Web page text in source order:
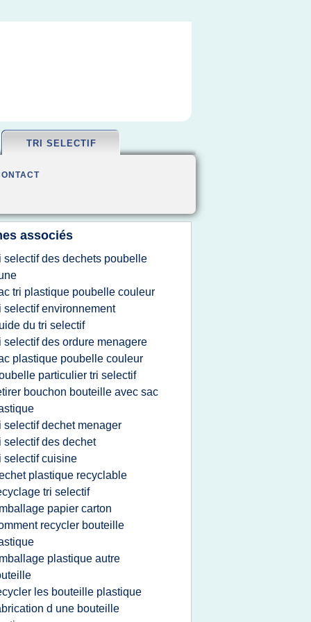
TRI SELECTIF
associés
selectif des dechets poubelle
tri plastique poubelle couleur
selectif environnement
du tri selectif
selectif des ordure menagere
plastique poubelle couleur
particulier tri selectif
bouchon bouteille avec sac
selectif dechet menager
selectif des dechet
selectif cuisine
plastique recyclable
tri selectif
papier carton
recycler bouteille
plastique autre
les bouteille plastique
d une bouteille